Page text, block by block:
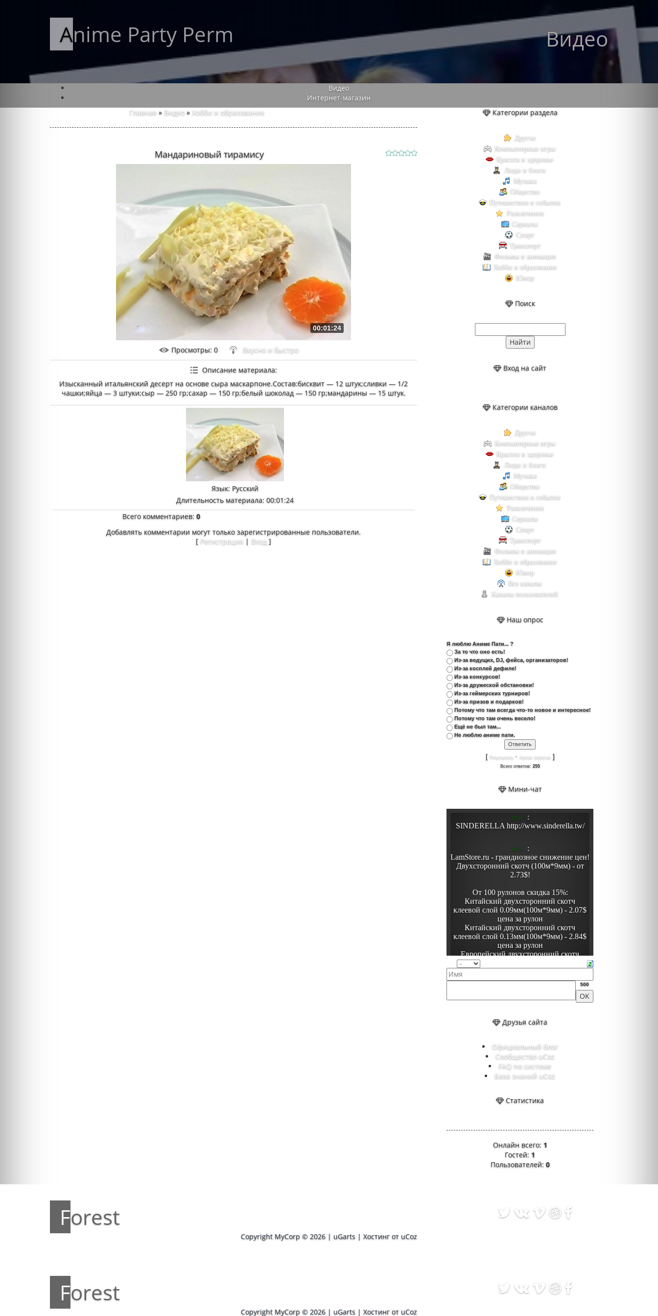
Anime Party Perm Видео
Видео
Интернет-магазин
Главная » Видео » Хобби и образование
Мандариновый тирамису
00:01:24
Просмотры: 0 Вкусно и быстро
Описание материала:
Изысканный итальянский десерт на основе сыра маскарпоне.Состав:бисквит — 12 штук;сливки — 1/2
чашки;яйца — 3 штуки;сыр — 250 гр;сахар — 150 гр;белый шоколад — 150 гр;мандарины — 15 штук.
Язык: Русский
Длительность материала: 00:01:24
Всего комментариев:0
Добавлять комментарии могут только зарегистрированные пользователи.
[ Регистрация | Вход ]
Категории раздела
Другое
Компьютерные игры
Красота и здоровье
Люди и блоги
Музыка
Общество
Путешествия и события
Развлечения
Сериалы
Спорт
Транспорт
Фильмы и анимация
Хобби и образование
Юмор
Поиск
Вход на сайт
Категории каналов
Другое
Компьютерные игры
Красота и здоровье
Люди и блоги
Музыка
Общество
Путешествия и события
Развлечения
Сериалы
Спорт
Транспорт
Фильмы и анимация
Хобби и образование
Юмор
Все каналы
Каналы пользователей
Наш опрос
Я люблю Аниме Пати... ?
За то что оно есть!
Из-за ведущих, DJ, фейса, организаторов!
Из-за косплей дефиле!
Из-за конкурсов!
Из-за дружеской обстановки!
Из-за геймерских турниров!
Из-за призов и подарков!
Потому что там всегда что-то новое и интересное!
Потому что там очень весело!
Ещё не был там...
Не люблю аниме пати.
[ Результаты · Архив опросов]
Всего ответов: 255
Мини-чат
500
Друзья сайта
Официальный блог
Сообщество uCoz
FAQ по системе
База знаний uCoz
Статистика
Онлайн всего: 1
Гостей: 1
Пользователей:0
Forest
Copyright MyCorp © 2026 | uGarts | Хостинг от uCoz
Forest
Copyright MyCorp © 2026 | uGarts | Хостинг от uCoz